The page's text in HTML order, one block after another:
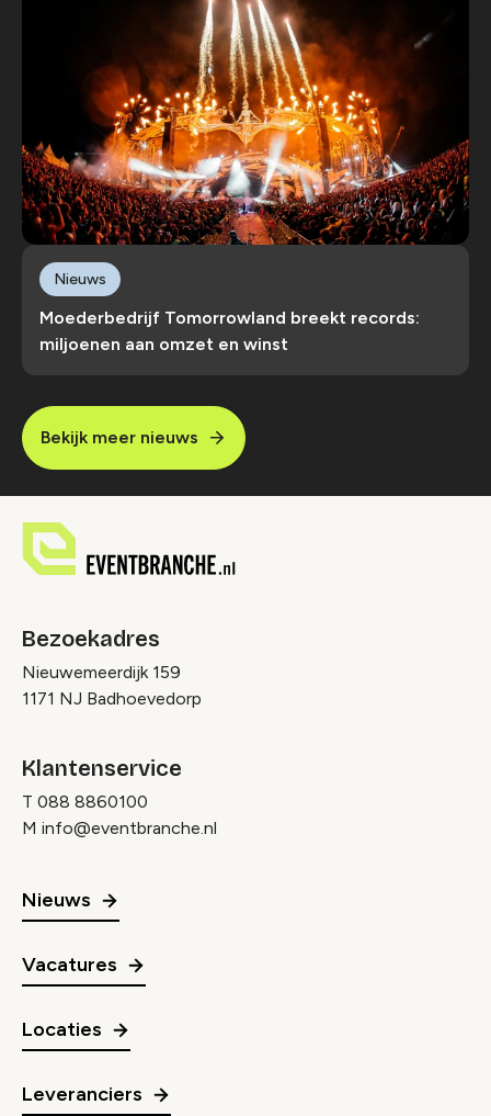
Moederbedrijf Tomorrowland breekt records:
miljoenen aan omzet en winst
Nieuws
Bekijk meer nieuws
Bezoekadres
Nieuwemeerdijk 159
1171 NJ Badhoevedorp
Klantenservice
T 088 8860100
M info@eventbranche.nl
Nieuws
Vacatures
Locaties
Leveranciers